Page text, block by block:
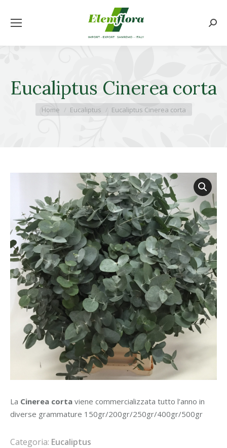
Eucaliptus Cinerea corta
Tu sei qui:
Home Eucaliptus Eucaliptus Cinerea corta
La Cinerea corta viene commercializzata tutto l’anno in
diverse grammature 150gr/200gr/250gr/400gr/500gr
Categoria: Eucaliptus